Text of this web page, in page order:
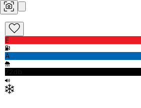
E
A
72db